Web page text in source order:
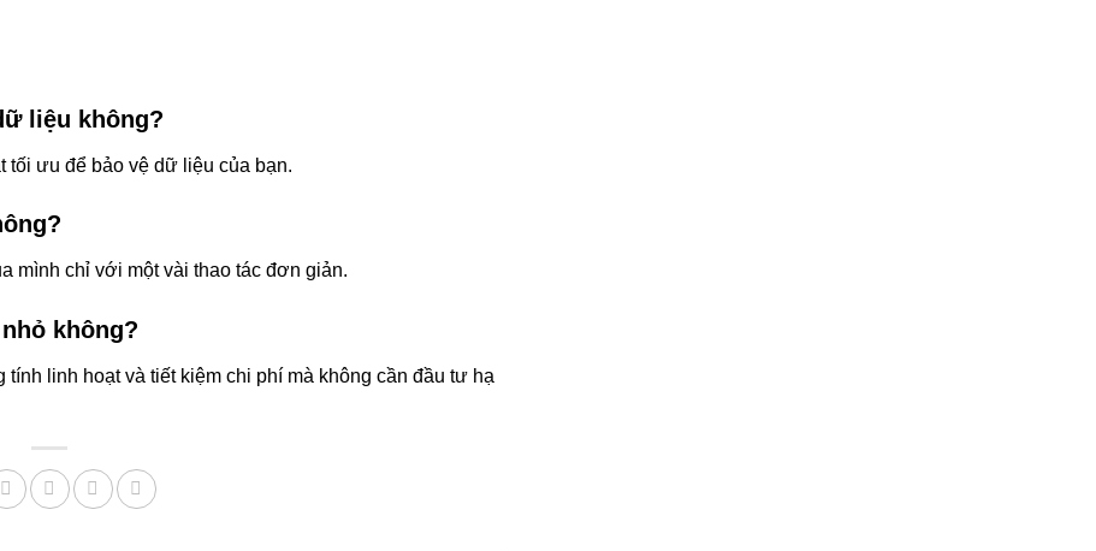
liệu không?
tối ưu để bảo vệ dữ liệu của bạn.
mình chỉ với một vài thao tác đơn giản.
không?
linh hoạt và tiết kiệm chi phí mà không cần đầu tư hạ